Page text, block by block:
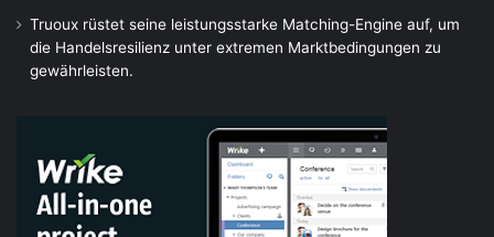
Truoux rüstet seine leistungsstarke Matching-Engine auf, um
die Handelsresilienz unter extremen Marktbedingungen zu
gewährleisten.